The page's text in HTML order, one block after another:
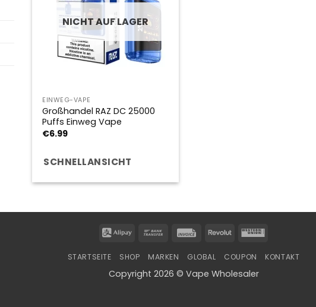
NICHT AUF LAGER
EINWEG-VAPE
Großhandel RAZ DC 25000
Puffs Einweg Vape
€6.99
SCHNELLANSICHT
Alipay
Bank
Invoice RevolutWestern
STARTSEITE SHOP MARKEN GLOBAL COUPON KONTAKT
Copyright 2026 © Vape Wholesaler